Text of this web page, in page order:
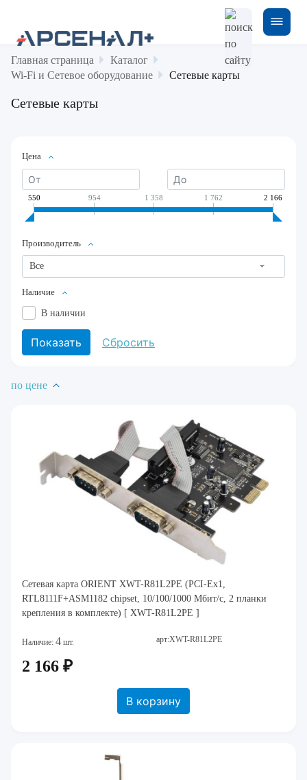
Главная страница
Каталог
Wi-Fi и Сетевое оборудование
Сетевые карты
Сетевые карты
Цена
550 954 1 358 1 762 2 166
Производитель
Все
Наличие
В наличии
по цене
Сетевая карта ORIENT XWT-R81L2PE (PCI-Ex1,
RTL8111F+ASM1182 chipset, 10/100/1000 Мбит/с, 2 планки
крепления в комплекте) [ XWT-R81L2PE ]
Наличие: 4 шт. арт:XWT-R81L2PE
2 166 ₽
В корзину